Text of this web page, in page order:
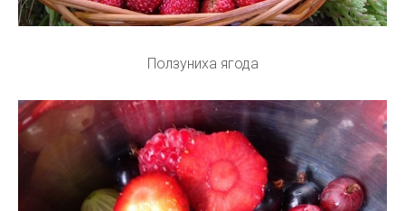
Ползуниха ягода